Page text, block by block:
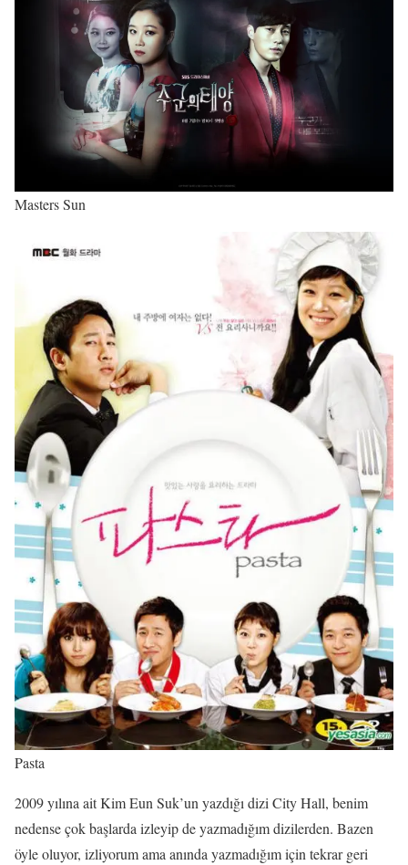
Masters Sun
Pasta
2009 yılına ait Kim Eun Suk’un yazdığı dizi City Hall, benim
nedense çok başlarda izleyip de yazmadığım dizilerden. Bazen
öyle oluyor, izliyorum ama anında yazmadığım için tekrar geri